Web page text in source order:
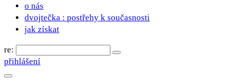
o nás
dvojtečka : postřehy k současnosti
jak získat
re:
přihlášení